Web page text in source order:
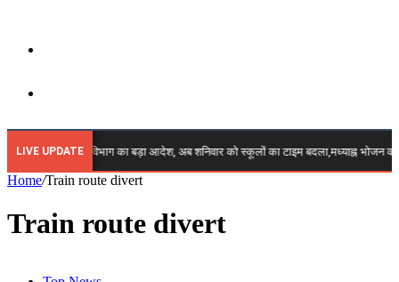
for
LIVE UPDATE
🔴 ब्रेकिंग: शिक्षा विभाग का बड़ा आदेश, अब शनिवार को स्कूलों का टाइम बदला,मध्याह्न भोजन
Home/Train route divert
Train route divert